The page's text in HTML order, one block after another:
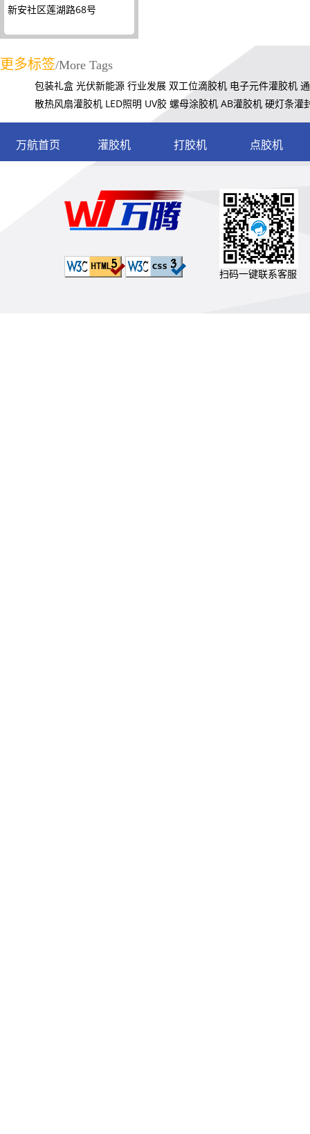
新安社区莲湖路68号
更多标签/More Tags
包装礼盒 光伏新能源 行业发展 双工位滴胶机 电子元件灌胶机
散热风扇灌胶机 LED照明 UV胶 螺母涂胶机 AB灌胶机 硬灯条灌
万航首页 灌胶机 打胶机 点胶机
扫码一键联系客服